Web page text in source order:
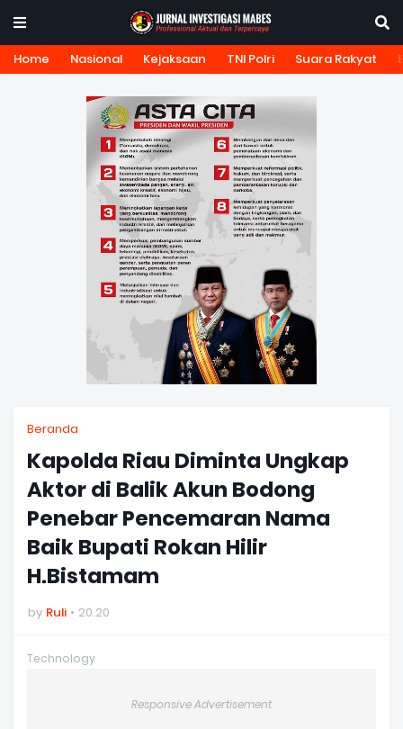
Home Nasional Kejaksaan TNI Polri Suara Rakyat
Beranda
Kapolda Riau Diminta Ungkap
Aktor di Balik Akun Bodong
Penebar Pencemaran Nama
Baik Bupati Rokan Hilir
H.Bistamam
by Ruli 20.20
Technology
Responsive Advertisement